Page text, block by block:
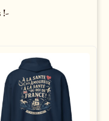
!-